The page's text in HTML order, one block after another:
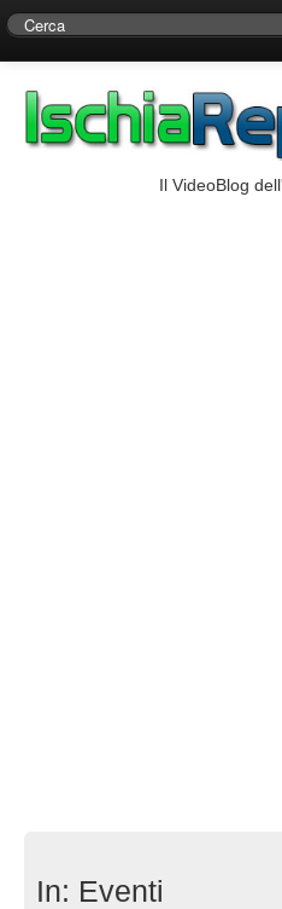
Centro di Ricerche Storiche
Il VideoBlog
In: Eventi